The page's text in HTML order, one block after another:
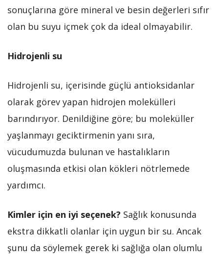
sonuçlarına göre mineral ve besin değerleri sıfır
olan bu suyu içmek çok da ideal olmayabilir.
Hidrojenli su
Hidrojenli su, içerisinde güçlü antioksidanlar
olarak görev yapan hidrojen molekülleri
barındırıyor. Denildiğine göre; bu moleküller
yaşlanmayı geciktirmenin yanı sıra,
vücudumuzda bulunan ve hastalıkların
oluşmasında etkisi olan kökleri nötrlemede
yardımcı.
Kimler için en iyi seçenek? Sağlık konusunda
ekstra dikkatli olanlar için uygun bir su. Ancak
şunu da söylemek gerek ki sağlığa olan olumlu